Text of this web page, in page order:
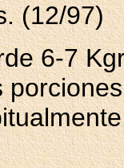
(12/97)
6-7